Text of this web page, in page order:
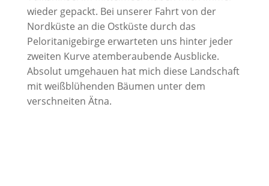
wieder gepackt. Bei unserer Fahrt von der
Nordküste an die Ostküste durch das
Peloritanigebirge erwarteten uns hinter jeder
zweiten Kurve atemberaubende Ausblicke.
Absolut umgehauen hat mich diese Landschaft
mit weißblühenden Bäumen unter dem
verschneiten Ätna.